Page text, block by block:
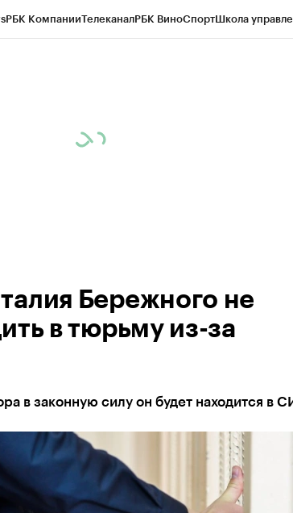
РБК КомпанииТелеканалРБК ВиноСпортШкола
Бережного не
в тюрьму из-за
в законную силу он будет находится в